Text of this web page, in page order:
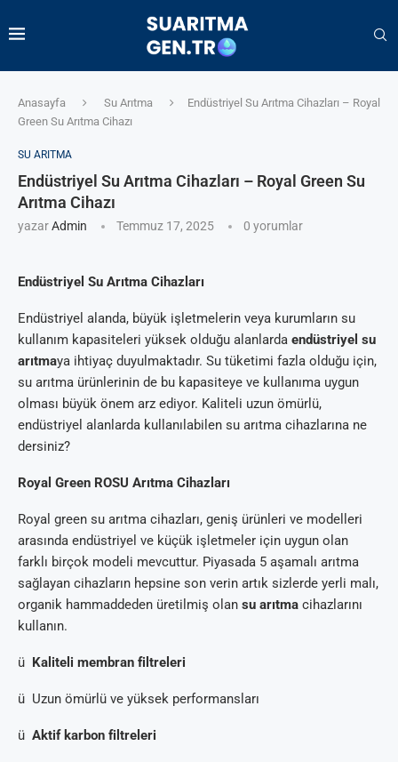
Anasayfa Su Arıtma
Endüstriyel Su Arıtma Cihazları – Royal
Green Su Arıtma Cihazı
SU ARITMA
Endüstriyel Su Arıtma Cihazları – Royal Green Su
Arıtma Cihazı
yazarAdmin Temmuz 17, 2025 0 yorumlar
Endüstriyel Su Arıtma Cihazları
Endüstriyel alanda, büyük işletmelerin veya kurumların su
kullanım kapasiteleri yüksek olduğu alanlarda endüstriyel su
arıtmaya ihtiyaç duyulmaktadır. Su tüketimi fazla olduğu için,
su arıtma ürünlerinin de bu kapasiteye ve kullanıma uygun
olması büyük önem arz ediyor. Kaliteli uzun ömürlü,
endüstriyel alanlarda kullanılabilen su arıtma cihazlarına ne
dersiniz?
Royal Green ROSU Arıtma Cihazları
Royal green su arıtma cihazları, geniş ürünleri ve modelleri
arasında endüstriyel ve küçük işletmeler için uygun olan
farklı birçok modeli mevcuttur. Piyasada 5 aşamalı arıtma
sağlayan cihazların hepsine son verin artık sizlerde yerli malı,
organik hammaddeden üretilmiş olan su arıtma cihazlarını
kullanın.
ü Kaliteli membran filtreleri
ü Uzun ömürlü ve yüksek performansları
ü Aktif karbon filtreleri